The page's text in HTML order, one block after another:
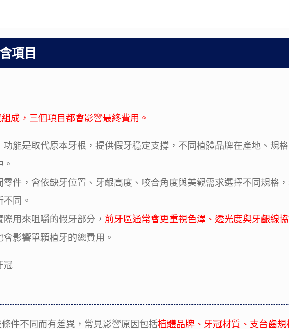
項目
成，三個項目都會影響最終費用。
能是取代原本牙根，提供假牙穩定支撐，不同植體品牌在產地、規
件，會依缺牙位置、牙齦高度、咬合角度與美觀需求選擇不同規格
同。
用來咀嚼的假牙部分， 前牙區通常會更重視色澤、透光度與牙齦線
會影響單顆植牙的總費用。
件不同而有差異，常見影響原因包括植體品牌、牙冠材質、支台齒